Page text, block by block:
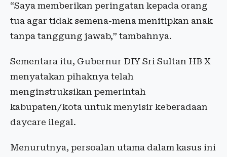
“Saya memberikan peringatan kepada orang
tua agar tidak semena-mena menitipkan anak
tanpa tanggung jawab,” tambahnya.
Sementara itu, Gubernur DIY Sri Sultan HB X
menyatakan pihaknya telah
menginstruksikan pemerintah
kabupaten/kota untuk menyisir keberadaan
daycare ilegal.
Menurutnya, persoalan utama dalam kasus ini